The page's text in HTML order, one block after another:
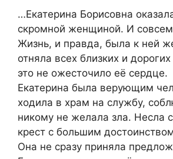
…Екатерина Борисовна
скромной женщиной. И
Жизнь, и правда, была к ней
отняла всех близких и
это не ожесточило её сердце.
Екатерина была верующим
ходила в храм на службу,
никому не желала зла. Несла
крест с большим
Она не сразу приняла